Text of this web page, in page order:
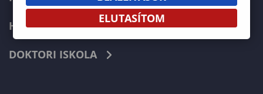
HALLGATÓKNAK
DOKTORI ISKOLA
ELUTASÍTOM